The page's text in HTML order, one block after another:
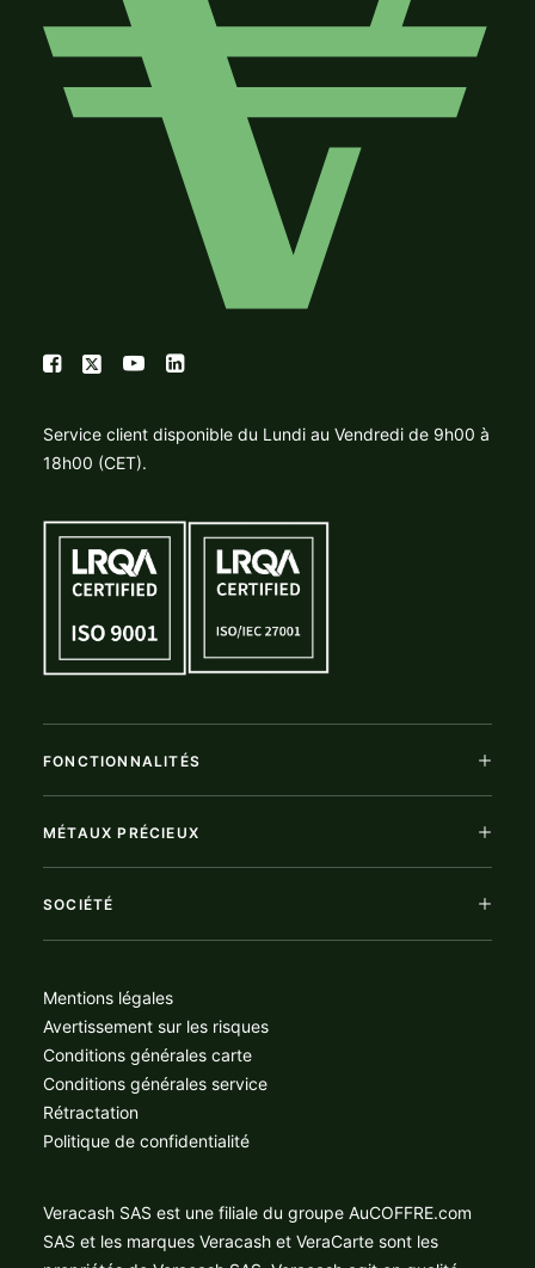
Service client disponible du Lundi au Vendredi de 9h00 à
18h00 (CET).
FONCTIONNALITÉS
MÉTAUX PRÉCIEUX
SOCIÉTÉ
Mentions légales
Avertissement sur les risques
Conditions générales carte
Conditions générales service
Rétractation
Politique de confidentialité
Veracash SAS est une filiale du groupe AuCOFFRE.com
SAS et les marques Veracash et VeraCarte sont les